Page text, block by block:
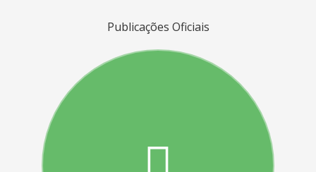
Publicações Oficiais